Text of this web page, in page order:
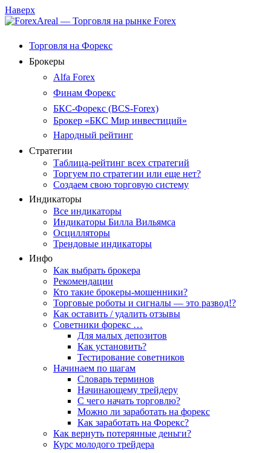
Наверх
Торговля на Форекс
Брокеры
Alfa Forex
Финам Форекс
БКС-Форекс (BCS-Forex)
Брокер «БКС Мир инвестиций»
Народный рейтинг
Стратегии
Таблица-рейтинг всех стратегий
Торгуем по стратегии или еще нет?
Создаем свою торговую систему
Индикаторы
Все индикаторы
Индикаторы Билла Вильямса
Осцилляторы
Трендовые индикаторы
Инфо
Как выбрать брокера
Рекомендации
Кто такие брокеры-мошенники?
Торговые роботы и сигналы — это развод!?
Как оставить / удалить отзывы
Советники форекс …
Для малых депозитов
Как установить?
Тестирование советников
Начинаем по шагам
Словарь терминов
Начинающему трейдеру
С чего начать торговлю?
Можно ли заработать на форекс
Как заработать на Форекс?
Как вернуть потерянные деньги?
Курс молодого трейдера